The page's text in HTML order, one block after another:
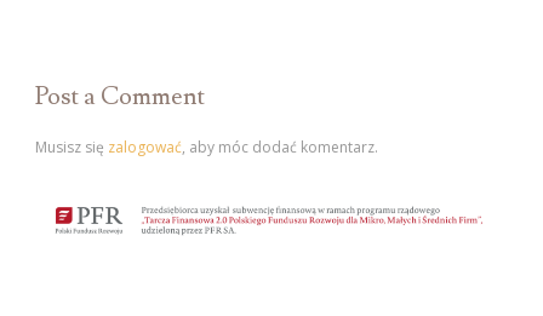
Post a Comment
Musisz się zalogować, aby móc dodać komentarz.